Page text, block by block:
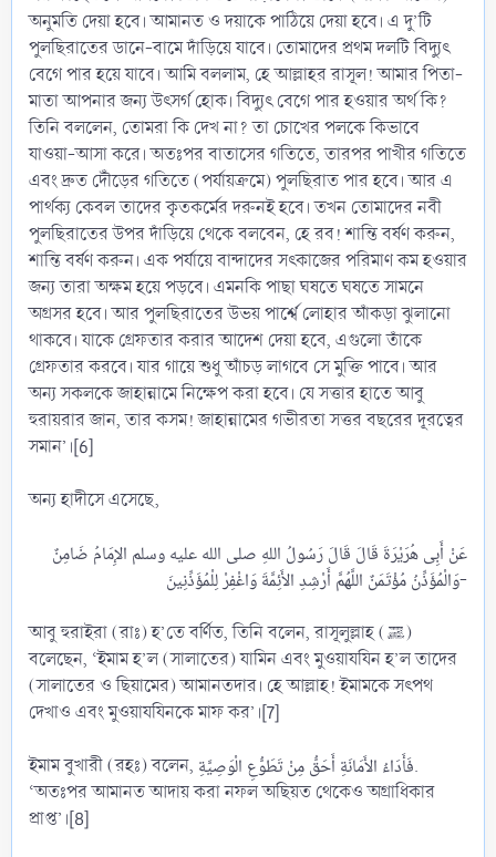
অনুমতি দেয়া হবে। আমানত ও দয়াকে পাঠিয়ে দেয়া হবে। এ দু’টি
পুলছিরাতের ডানে-বামে দাঁড়িয়ে যাবে। তোমাদের প্রথম দলটি বিদ্যুৎ
বেগে পার হয়ে যাবে। আমি বললাম, হে আল্লাহর রাসূল! আমার পিতা-
মাতা আপনার জন্য উৎসর্গ হোক। বিদ্যুৎ বেগে পার হওয়ার অর্থ কি?
তিনি বললেন, তোমরা কি দেখ না? তা চোখের পলকে কিভাবে
যাওয়া-আসা করে। অতঃপর বাতাসের গতিতে, তারপর পাখীর গতিতে
এবং দ্রুত দৌঁড়ের গতিতে (পর্যায়ক্রমে) পুলছিরাত পার হবে। আর এ
পার্থক্য কেবল তাদের কৃতকর্মের দরুনই হবে। তখন তোমাদের নবী
পুলছিরাতের উপর দাঁড়িয়ে থেকে বলবেন, হে রব! শান্তি বর্ষণ করুন,
শান্তি বর্ষণ করুন। এক পর্যায়ে বান্দাদের সৎকাজের পরিমাণ কম হওয়ার
জন্য তারা অক্ষম হয়ে পড়বে। এমনকি পাছা ঘষতে ঘষতে সামনে
অগ্রসর হবে। আর পুলছিরাতের উভয় পার্শ্বে লোহার অাঁকড়া ঝুলানো
থাকবে। যাকে গ্রেফতার করার আদেশ দেয়া হবে, এগুলো তাঁকে
গ্রেফতার করবে। যার গায়ে শুধু অাঁচড় লাগবে সে মুক্তি পাবে। আর
অন্য সকলকে জাহান্নামে নিক্ষেপ করা হবে। যে সত্তার হাতে আবু
হুরায়রার জান, তার কসম! জাহান্নামের গভীরতা সত্তর বছরের দূরত্বের
সমান’।[6]
অন্য হাদীসে এসেছে,
عَنْ أَبِى هُرَيْرَةَ قَالَ قَالَ رَسُولُ اللهِ صلى الله عليه وسلم الإِمَامُ ضَامِنٌ
وَالْمُؤَذِّنُ مُؤْتَمَنٌ اللَّهُمَّ أَرْشِدِ الأَئِمَّةَ وَاغْفِرْ لِلْمُؤَذِّنِينَ-​
আবু হুরাইরা (রাঃ) হ’তে বর্ণিত, তিনি বলেন, রাসূলুল্লাহ (ﷺ)
বলেছেন, ‘ইমাম হ’ল (সালাতের) যামিন এবং মুওয়াযযিন হ’ল তাদের
(সালাতের ও ছিয়ামের) আমানতদার। হে আল্লাহ! ইমামকে সৎপথ
দেখাও এবং মুওয়াযযিনকে মাফ কর’।[7]
ইমাম বুখারী (রহঃ) বলেন, فَأَدَاءُ الأَمَانَةِ أَحَقُّ مِنْ تَطَوُّعِ الْوَصِيَّةِ.
‘অতঃপর আমানত আদায় করা নফল অছিয়ত থেকেও অগ্রাধিকার
প্রাপ্ত’।[8]